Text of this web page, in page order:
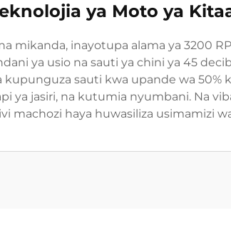
ya Moto ya
mikanda, inayotupa alama ya 3200
ya usio na sauti ya chini ya 45
sauti kwa upande wa 50%
ya jasiri, na kutumia nyumbani. Na
machozi haya huwasiliza usimamizi